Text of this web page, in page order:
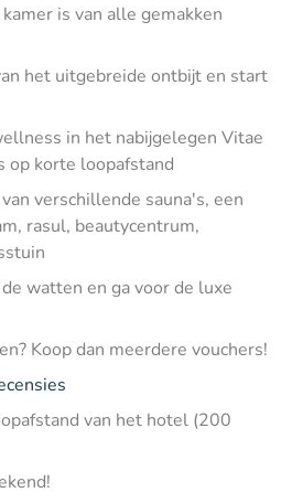
is van alle gemakken
het uitgebreide ontbijt en start
in het nabijgelegen Vitae
korte loopafstand
verschillende sauna's, een
rasul, beautycentrum,
watten en ga voor de luxe
Koop dan meerdere vouchers!
van het hotel (200